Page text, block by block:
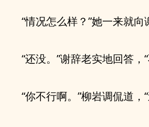
“情况怎么样？”她一来就
“还没。”谢辞老实地回答，
“你不行啊。”柳岩调侃道